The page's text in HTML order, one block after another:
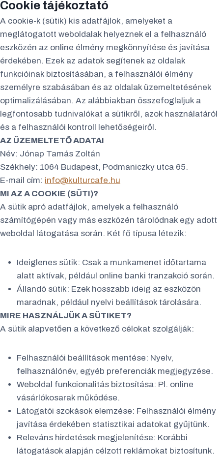
Cookie tájékoztató
A cookie-k (sütik) kis adatfájlok, amelyeket a
meglátogatott weboldalak helyeznek el a felhasználó
eszközén az online élmény megkönnyítése és javítása
érdekében. Ezek az adatok segítenek az oldalak
funkcióinak biztosításában, a felhasználói élmény
személyre szabásában és az oldalak üzemeltetésének
optimalizálásában. Az alábbiakban összefoglaljuk a
legfontosabb tudnivalókat a sütikről, azok használatáról
és a felhasználói kontroll lehetőségeiről.
AZ ÜZEMELTETŐ ADATAI
Név: Jónap Tamás Zoltán
Székhely: 1064 Budapest, Podmaniczky utca 65.
E-mail cím: info@kulturcafe.hu
MI AZ A COOKIE (SÜTI)?
A sütik apró adatfájlok, amelyek a felhasználó
számítógépén vagy más eszközén tárolódnak egy adott
weboldal látogatása során. Két fő típusa létezik:
Ideiglenes sütik: Csak a munkamenet időtartama
alatt aktívak, például online banki tranzakció során.
Állandó sütik: Ezek hosszabb ideig az eszközön
maradnak, például nyelvi beállítások tárolására.
MIRE HASZNÁLJÜK A SÜTIKET?
A sütik alapvetően a következő célokat szolgálják:
Felhasználói beállítások mentése: Nyelv,
felhasználónév, egyéb preferenciák megjegyzése.
Weboldal funkcionalitás biztosítása: Pl. online
vásárlókosarak működése.
Látogatói szokások elemzése: Felhasználói élmény
javítása érdekében statisztikai adatokat gyűjtünk.
Releváns hirdetések megjelenítése: Korábbi
látogatások alapján célzott reklámokat biztosítunk.